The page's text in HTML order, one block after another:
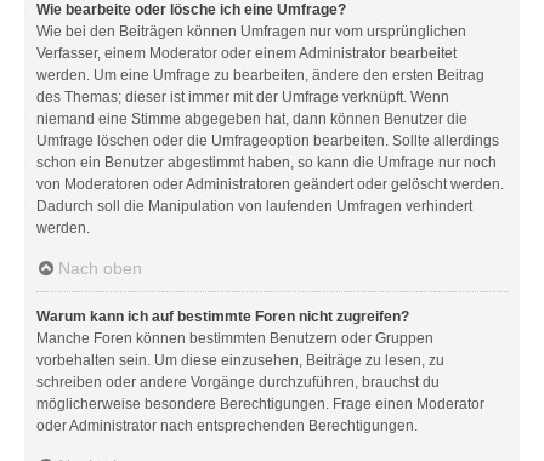
Wie bearbeite oder lösche ich eine Umfrage?
Wie bei den Beiträgen können Umfragen nur vom ursprünglichen
Verfasser, einem Moderator oder einem Administrator bearbeitet
werden. Um eine Umfrage zu bearbeiten, ändere den ersten Beitrag
des Themas; dieser ist immer mit der Umfrage verknüpft. Wenn
niemand eine Stimme abgegeben hat, dann können Benutzer die
Umfrage löschen oder die Umfrageoption bearbeiten. Sollte allerdings
schon ein Benutzer abgestimmt haben, so kann die Umfrage nur noch
von Moderatoren oder Administratoren geändert oder gelöscht werden.
Dadurch soll die Manipulation von laufenden Umfragen verhindert
werden.
Nach oben
Warum kann ich auf bestimmte Foren nicht zugreifen?
Manche Foren können bestimmten Benutzern oder Gruppen
vorbehalten sein. Um diese einzusehen, Beiträge zu lesen, zu
schreiben oder andere Vorgänge durchzuführen, brauchst du
möglicherweise besondere Berechtigungen. Frage einen Moderator
oder Administrator nach entsprechenden Berechtigungen.